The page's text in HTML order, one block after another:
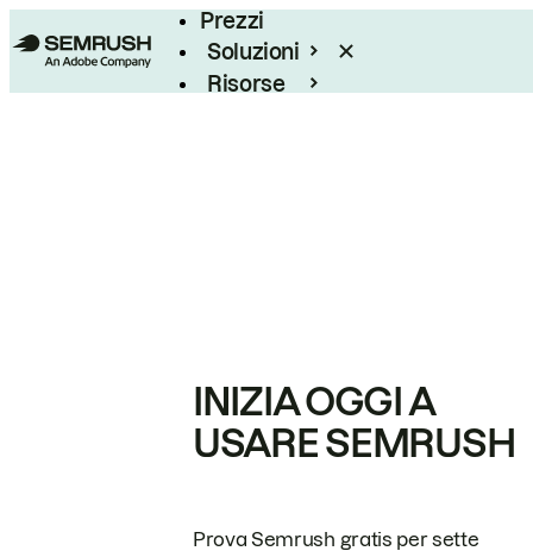
Prezzi
Soluzioni
Risorse
INIZIA OGGI A
USARE SEMRUSH
Prova Semrush gratis per sette